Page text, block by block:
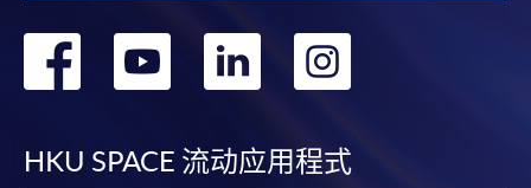
转
facebook
转
youtube
转
linkedin
转
HKU SPACE 流动应用程式